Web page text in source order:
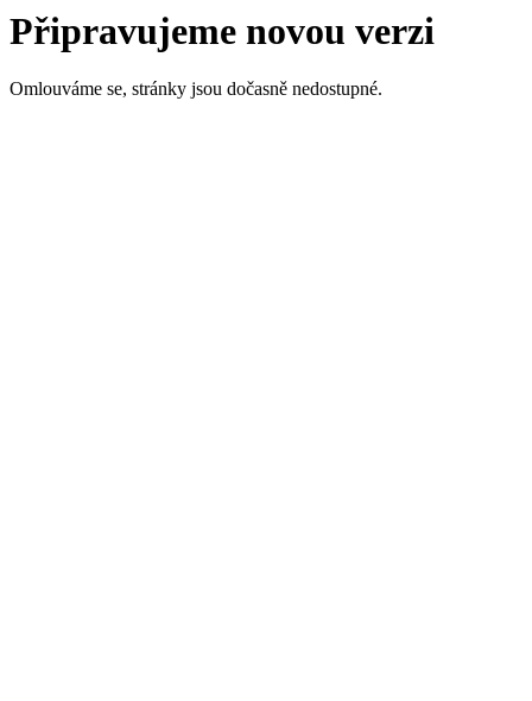
Připravujeme novou verzi
Omlouváme se, stránky jsou dočasně nedostupné.